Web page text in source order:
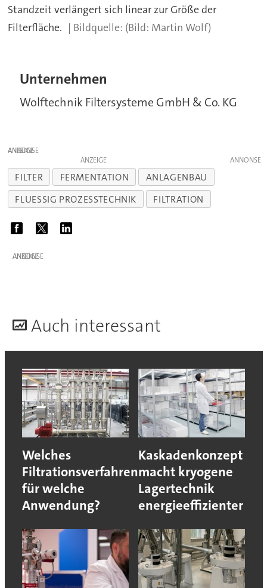
Standzeit verlängert sich linear zur Größe der
Filterfläche.
(Bild: Martin Wolf)
Unternehmen
Wolftechnik Filtersysteme GmbH & Co. KG
ANZEIGE
ANZEIGE
FILTER FERMENTATION
ANLAGENBAU
FLUESSIG PROZESSTECHNIK
FILTRATION
ANZEIGE
Auch interessant
Welches
Filtrationsverfahren
für welche
Anwendung?
Kaskadenkonzept
macht kryogene
Lagertechnik
energieeffizienter